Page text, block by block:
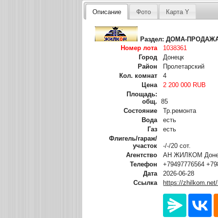
Описание Фото Карта Y
Раздел:ДОМА-
Номер лота
1038361
Город
Донецк
Район
Пролетарский
Кол. комнат
4
Цена
2 200 000 RUB
Площадь:
общ.
85
Состояние
Тр.ремонта
Вода
есть
Газ
есть
Флигель/гараж/
участок
-/-/20 сот.
Агентство
АН ЖИЛКОМ
Телефон
+79497776564
Дата
2026-06-28
Ссылка
https://